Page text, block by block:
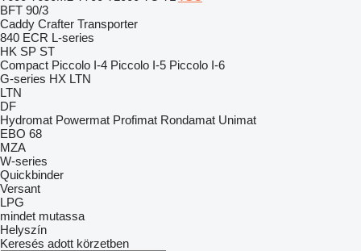
BFT 90/3
Caddy Crafter Transporter
840 ECR L-series
HK SP ST
Compact Piccolo I-4 Piccolo I-5 Piccolo I-6
G-series HX LTN
LTN
DF
Hydromat Powermat Profimat Rondamat Unimat
EBO 68
MZA
W-series
Quickbinder
Versant
LPG
mindet mutassa
Helyszín
Keresés adott körzetben